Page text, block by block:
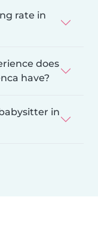
rate in
does
have?
in